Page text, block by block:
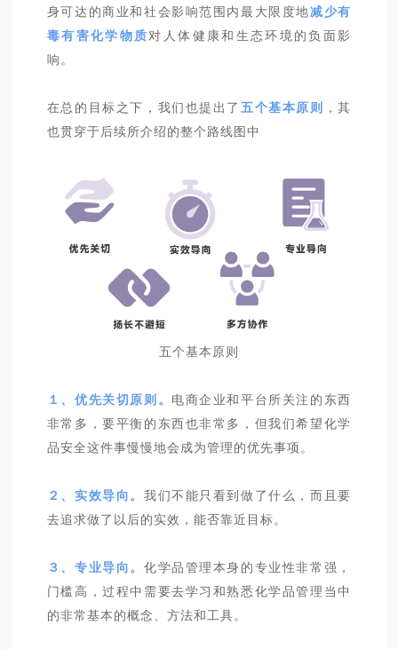
身可达的商业和社会影响范围内最大限度地减少有
毒有害化学物质对人体健康和生态环境的负面影
响。
在总的目标之下，我们也提出了五个基本原则 ，其
也贯穿于后续所介绍的整个路线图中
五个基本原则
１、优先关切原则。 电商企业和平台所关注的东西
非常多，要平衡的东西也非常多，但我们希望化学
品安全这件事慢慢地会成为管理的优先事项。
２、实效导向。 我们不能只看到做了什么，而且要
去追求做了以后的实效，能否靠近目标。
３、专业导向。 化学品管理本身的专业性非常强，
门槛高，过程中需要去学习和熟悉化学品管理当中
的非常基本的概念、方法和工具。